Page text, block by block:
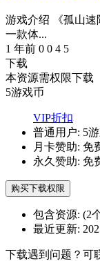
游戏介绍 《孤山速
一款体...
1 年前 0 0 4 5
下载
本资源需权限下载
5游戏币
VIP折扣
普通用户: 5
月卡赞助: 免
永久赞助: 免
购买下载权限
包含资源: (2
最近更新:
下载遇到问题？可